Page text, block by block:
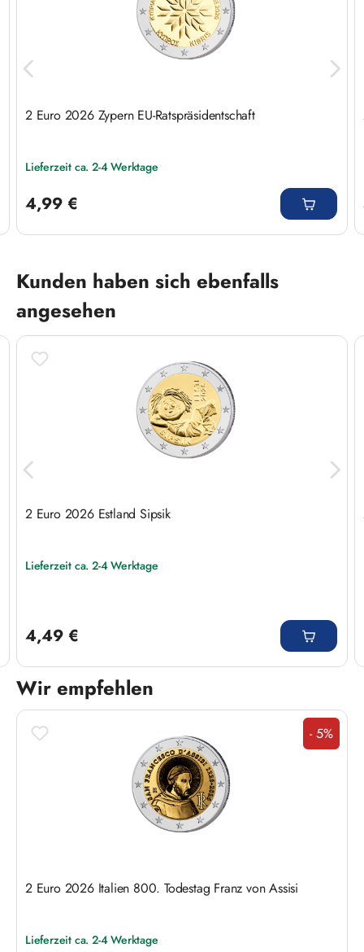
2 Euro 2026 Zypern EU-Ratspräsidentschaft
Lieferzeit ca. 2-4 Werktage
4,99 €
Produktgalerie überspringen
Kunden haben sich ebenfalls
angesehen
2 Euro 2026 Estland Sipsik
Lieferzeit ca. 2-4 Werktage
4,49 €
Wir empfehlen
Produktgalerie überspringen
Rabatt
- 5%
2 Euro 2026 Italien 800. Todestag Franz von Assisi
Lieferzeit ca. 2-4 Werktage